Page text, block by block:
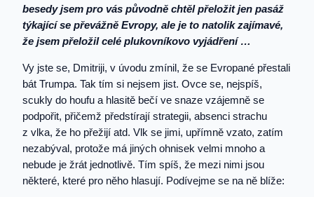
besedy jsem pro vás původně chtěl přeložit jen pasáž
týkající se převážně Evropy, ale je to natolik zajímavé,
že jsem přeložil celé plukovníkovo vyjádření …
Vy jste se, Dmitriji, v úvodu zmínil, že se Evropané přestali
bát Trumpa. Tak tím si nejsem jist. Ovce se, nejspíš,
scukly do houfu a hlasitě bečí ve snaze vzájemně se
podpořit, přičemž předstírají strategii, absenci strachu
z vlka, že ho přežijí atd. Vlk se jimi, upřímně vzato, zatím
nezabýval, protože má jiných ohnisek velmi mnoho a
nebude je žrát jednotlivě. Tím spíš, že mezi nimi jsou
některé, které pro něho hlasují. Podívejme se na ně blíže: